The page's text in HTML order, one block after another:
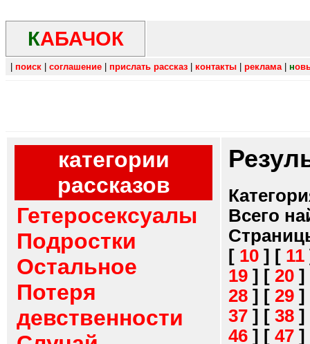
КАБАЧОК
поиск соглашение прислать рассказ контакты реклама| н
категории
рассказов
Гетеросексуалы
Подростки
Остальное
Потеря
девственности
Всего
[ 10 ] [ 11
19 ] [ 20 ]
28 ] [ 29 ]
37 ] [ 38 ]
46 ] [ 47 ]